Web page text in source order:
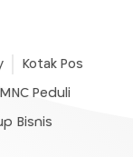
Kotak Pos
MNC Peduli
Bisnis